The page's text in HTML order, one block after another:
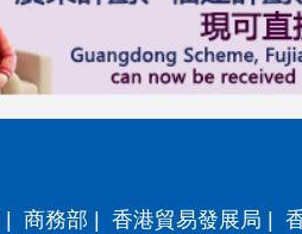
| 商務部 | 香港貿易發展局 |